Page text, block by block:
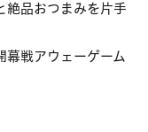
絶品おつまみを片手
幕戦アウェーゲーム